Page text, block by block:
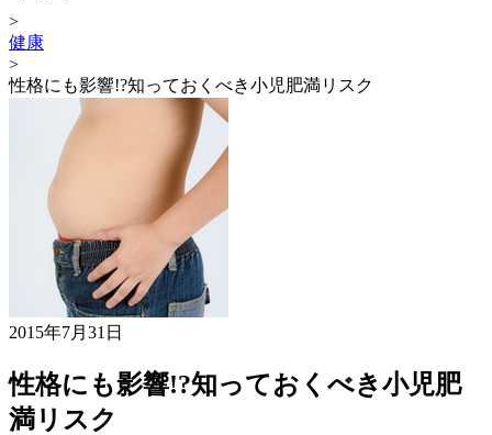
>
健康
>
性格にも影響!?知っておくべき小児肥満リスク
2015年7月31日
性格にも影響!?知っておくべき小児肥
満リスク